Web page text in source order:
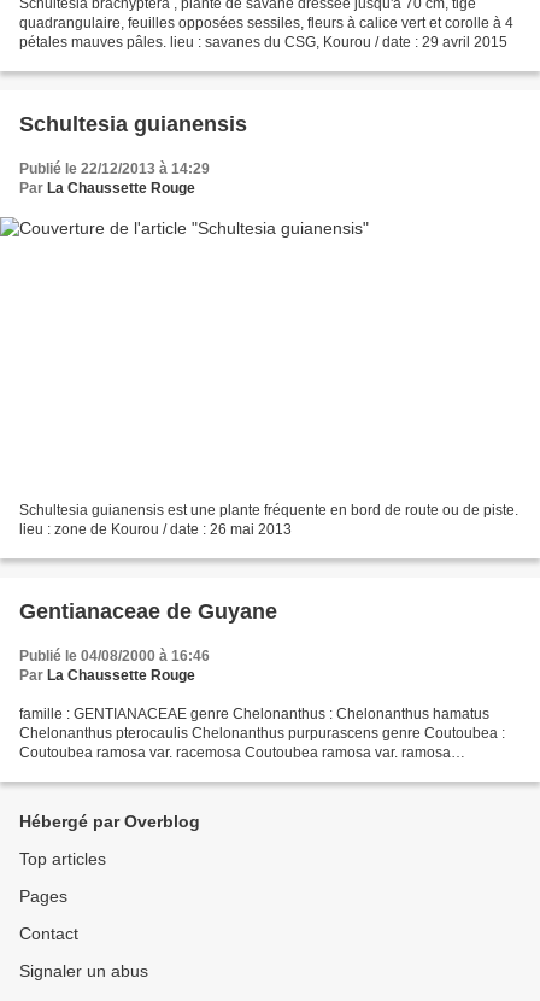
quadrangulaire, feuilles opposées sessiles, fleurs à calice vert et corolle à 4
pétales mauves pâles. lieu : savanes du CSG, Kourou / date : 29 avril 2015
Schultesia guianensis
Publié le 22/12/2013 à 14:29
Par La Chaussette Rouge
Schultesia guianensis est une plante fréquente en bord de route ou de piste.
lieu : zone de Kourou / date : 26 mai 2013
Gentianaceae de Guyane
Publié le 04/08/2000 à 16:46
Par La Chaussette Rouge
famille : GENTIANACEAE genre Chelonanthus : Chelonanthus hamatus
Chelonanthus pterocaulis Chelonanthus purpurascens genre Coutoubea :
Coutoubea ramosa var. racemosa Coutoubea ramosa var. ramosa
Hébergé par Overblog
Top articles
Pages
Contact
Signaler un abus